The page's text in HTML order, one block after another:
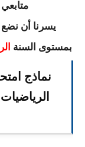
يسرنا أن
بمستوى السنة